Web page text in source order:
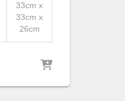
33cm x
33cm x
26cm